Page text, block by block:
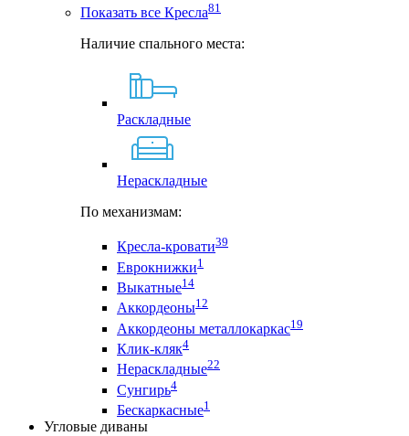
Показать все Кресла81
Наличие спального места:
Раскладные
Нераскладные
По механизмам:
Кресла-кровати39
Еврокнижки1
Выкатные14
Аккордеоны12
Аккордеоны металлокаркас19
Клик-кляк4
Нераскладные22
Сунгирь4
Бескаркасные1
Угловые диваны